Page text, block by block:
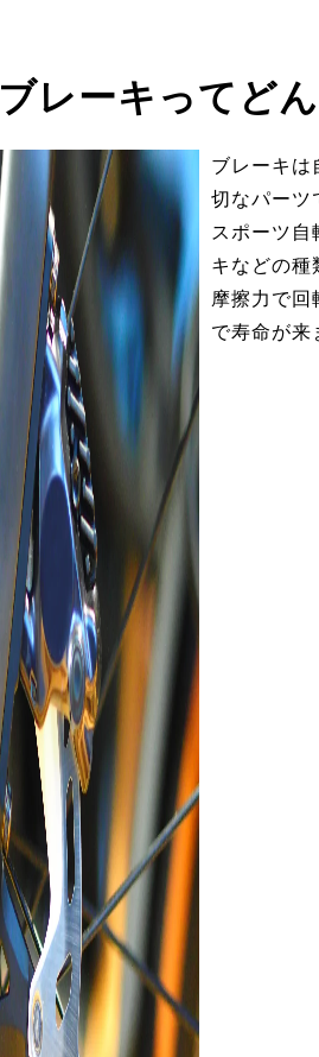
ブレーキってど
ブレーキは
切なパーツ
スポーツ自
キなどの種
摩擦力で
で寿命が来